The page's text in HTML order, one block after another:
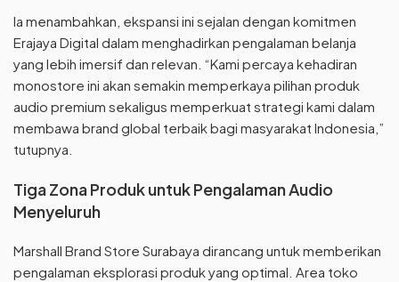
Ia menambahkan, ekspansi ini sejalan dengan komitmen
Erajaya Digital dalam menghadirkan pengalaman belanja
yang lebih imersif dan relevan. “Kami percaya kehadiran
monostore ini akan semakin memperkaya pilihan produk
audio premium sekaligus memperkuat strategi kami dalam
membawa brand global terbaik bagi masyarakat Indonesia,”
tutupnya.
Tiga Zona Produk untuk Pengalaman Audio
Menyeluruh
Marshall Brand Store Surabaya dirancang untuk memberikan
pengalaman eksplorasi produk yang optimal. Area toko